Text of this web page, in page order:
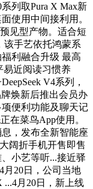
列取Pura X Max新
使用中间接利用。
见型产物。适合短
该手艺依托鸿蒙系
利融合升级 最高
易近阅读习惯养
V4系列，
焕新后推出会员办
便利功能及聊天记
在菜鸟App使用。
，发布全新智能座
阔折手机开售即售
小艺等听...接近驿
月20日，公司当地
...4月20日，新上线